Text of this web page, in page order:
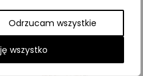
Odrzucam wszystkie
wszystko